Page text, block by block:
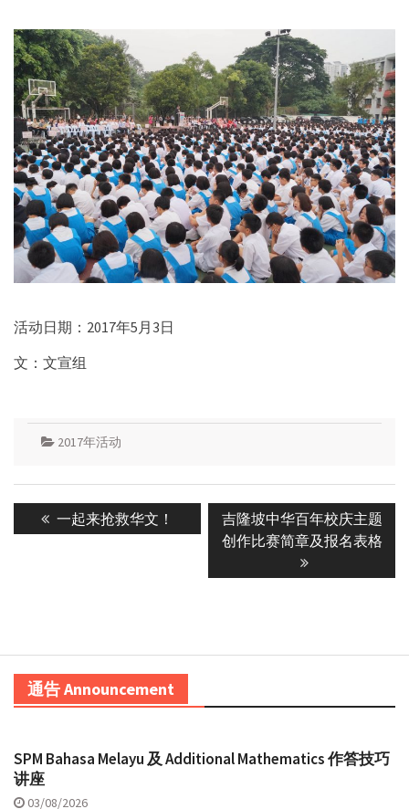
活动日期：2017年5月3日
文：文宣组
2017年活动
navigation
Previous
post:
一起来抢救华文！
Next
post:
吉隆坡中华百年校庆主题
创作比赛简章及报名表格
通告 Announcement
SPM Bahasa Melayu 及 Additional Mathematics 作答技巧
讲座
03/08/2026